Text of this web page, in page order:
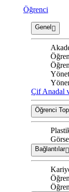
Öğrenci
Genel
Çif Anadal
Öğrenci
Bağlantılar